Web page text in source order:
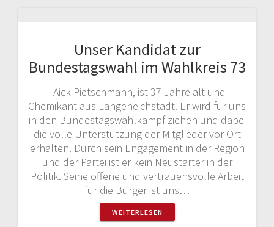
Unser Kandidat zur
Bundestagswahl im Wahlkreis 73
Aick Pietschmann, ist 37 Jahre alt und
Chemikant aus Langeneichstädt. Er wird für uns
in den Bundestagswahlkampf ziehen und dabei
die volle Unterstützung der Mitglieder vor Ort
erhalten. Durch sein Engagement in der Region
und der Partei ist er kein Neustarter in der
Politik. Seine offene und vertrauensvolle Arbeit
für die Bürger ist uns…
WEITERLESEN